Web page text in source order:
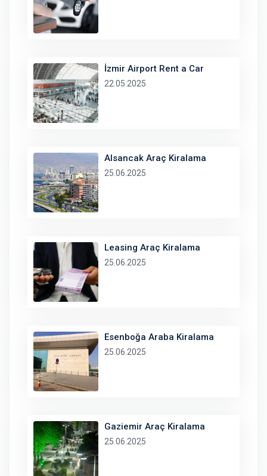
İzmir Airport Rent a Car
22.05.2025
Alsancak Araç Kiralama
25.06.2025
Leasing Araç Kiralama
25.06.2025
Esenboğa Araba Kiralama
25.06.2025
Gaziemir Araç Kiralama
25.06.2025